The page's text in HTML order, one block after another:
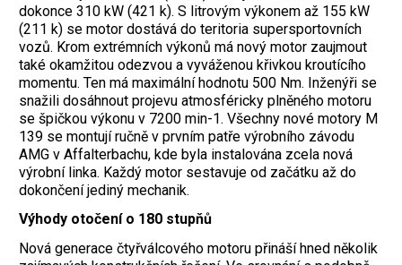
dokonce 310 kW (421 k). S litrovým výkonem až 155 kW
(211 k) se motor dostává do teritoria supersportovních
vozů. Krom extrémních výkonů má nový motor zaujmout
také okamžitou odezvou a vyváženou křivkou kroutícího
momentu. Ten má maximální hodnotu 500 Nm. Inženýři se
snažili dosáhnout projevu atmosféricky plněného motoru
se špičkou výkonu v 7200 min-1. Všechny nové motory M
139 se montují ručně v prvním patře výrobního závodu
AMG v Affalterbachu, kde byla instalována zcela nová
výrobní linka. Každý motor sestavuje od začátku až do
dokončení jediný mechanik.
Výhody otočení o 180 stupňů
Nová generace čtyřválcového motoru přináší hned několik